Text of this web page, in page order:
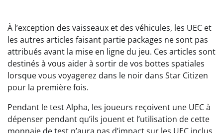
À l’exception des vaisseaux et des véhicules, les UEC et
les autres articles faisant partie packages ne sont pas
attribués avant la mise en ligne du jeu. Ces articles sont
destinés à vous aider à sortir de vos bottes spatiales
lorsque vous voyagerez dans le noir dans Star Citizen
pour la première fois.
Pendant le test Alpha, les joueurs reçoivent une UEC à
dépenser pendant qu’ils jouent et l’utilisation de cette